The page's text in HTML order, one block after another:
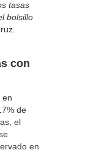
tasas
bolsillo
con
en
de
el
en